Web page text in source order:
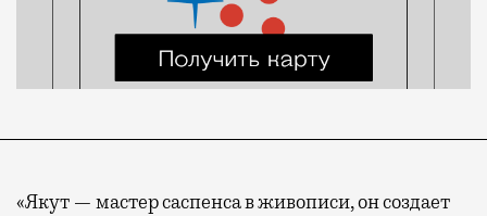
«Якут — мастер саспенса в живописи, он создает